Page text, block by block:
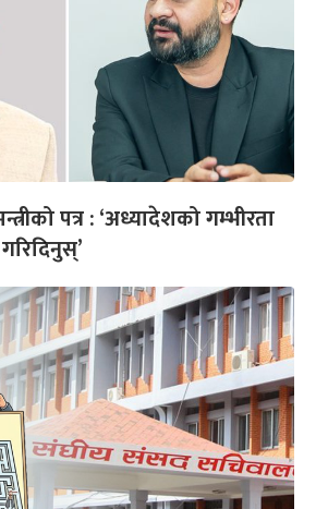
पत्र : ‘अध्यादेशको गम्भीरता